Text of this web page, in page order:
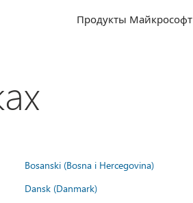
Продукты Майкрософт
Bosanski (Bosna i Hercegovina)
Dansk (Danmark)